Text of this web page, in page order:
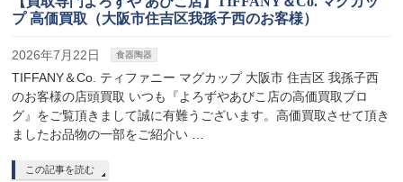
プ 高価買取（大阪市住吉区我孫子西のお客様）
2026年7月22日 食器陶器
TIFFANY＆Co. ティファニー マグカップ 大阪市 住吉区 我孫子西
のお客様の店頭買取 いつも『よろずやあびこ店の高価買取ブロ
グ』をご覧頂きまして誠に有難うございます。高価買取させて頂き
ましたお品物の一部をご紹介い …
この記事を読む